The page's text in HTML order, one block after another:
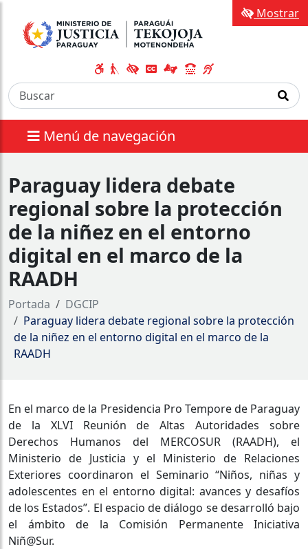
Menú de navegación
Mostrar
Paraguay lidera debate
regional sobre la protección
de la niñez en el entorno
digital en el marco de la
RAADH
Portada
DGCIP
Paraguay lidera debate regional sobre la protección
de la niñez en el entorno digital en el marco de la
RAADH
En el marco de la Presidencia Pro Tempore de Paraguay
de la XLVI Reunión de Altas Autoridades sobre
Derechos Humanos del MERCOSUR (RAADH), el
Ministerio de Justicia y el Ministerio de Relaciones
Exteriores coordinaron el Seminario “Niños, niñas y
adolescentes en el entorno digital: avances y desafíos
de los Estados”. El espacio de diálogo se desarrolló bajo
el ámbito de la Comisión Permanente Iniciativa
Niñ@Sur.